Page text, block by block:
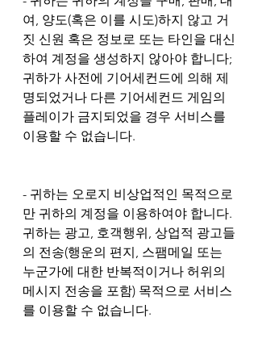
여, 양도(혹은 이를 시도)하지 않고 거
짓 신원 혹은 정보로 또는 타인을 대신
하여 계정을 생성하지 않아야 합니다;
귀하가 사전에 기어세컨드에 의해 제
명되었거나 다른 기어세컨드 게임의
플레이가 금지되었을 경우 서비스를
이용할 수 없습니다.
- 귀하는 오로지 비상업적인 목적으로
만 귀하의 계정을 이용하여야 합니다.
귀하는 광고, 호객행위, 상업적 광고들
의 전송(행운의 편지, 스팸메일 또는
누군가에 대한 반복적이거나 허위의
메시지 전송을 포함) 목적으로 서비스
를 이용할 수 없습니다.